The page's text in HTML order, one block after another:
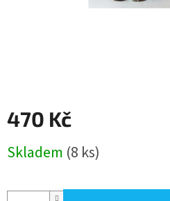
470 Kč
cena:
Skladem (8 ks)